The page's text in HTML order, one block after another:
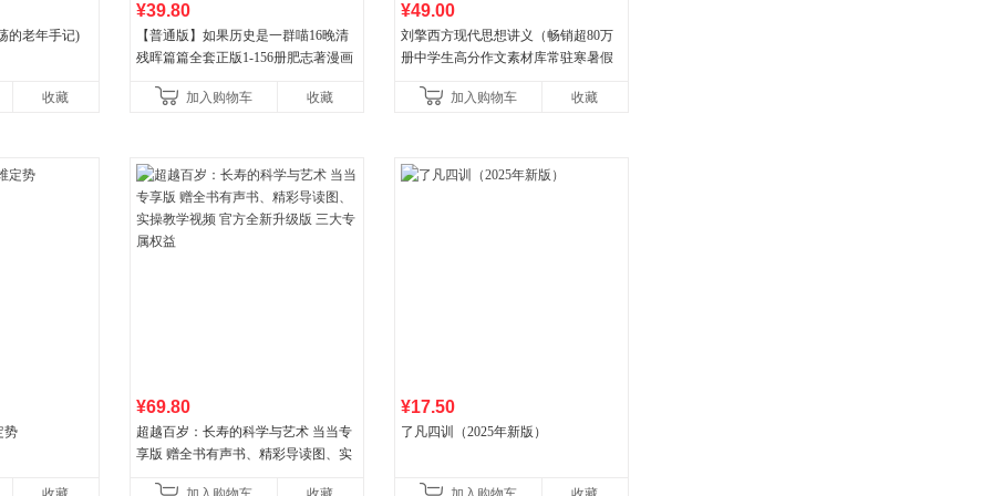
的老年手记)
收藏
¥39.80
【普通版】如果历史是一群喵16晚清
残晖篇篇全套正版1-156册肥志著漫画
儿童西游喵知识
加入购物车 收藏
¥49.00
刘擎西方现代思想讲义（畅销超80万
册中学生高分作文素材库常驻寒暑假
讲透西方思想史，哲学知
加入购物车 收藏
势
¥69.80
超越百岁：长寿的科学与艺术 当当专
享版 赠全书有声书、精彩导读图、实
¥17.50
了凡四训（2025年新版）